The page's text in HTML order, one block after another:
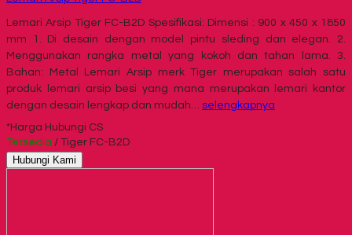
Lemari Arsip Tiger FC-B2D Spesifikasi: Dimensi : 900 x 450 x 1850
mm 1. Di desain dengan model pintu sleding dan elegan. 2.
Menggunakan rangka metal yang kokoh dan tahan lama. 3.
Bahan: Metal Lemari Arsip merk Tiger merupakan salah satu
produk lemari arsip besi yang mana merupakan lemari kantor
dengan desain lengkap dan mudah… selengkapnya
*Harga Hubungi CS
Tersedia / Tiger FC-B2D
Hubungi Kami